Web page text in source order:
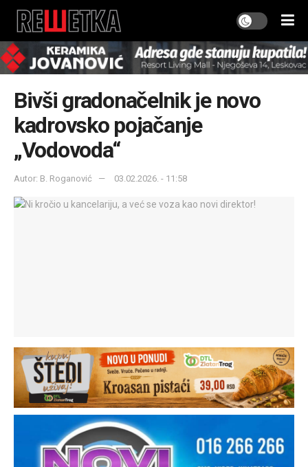
Bivši gradonačelnik je novo
kadrovsko pojačanje
„Vodovoda“
Autor: B. Roganović 03.02.2026. - 11:58